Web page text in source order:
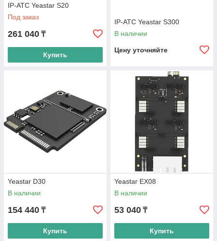
IP-АТС Yeastar S20
Под заказ
261 040 ₸
Купить
IP-АТС Yeastar S300
В наличии
Цену уточняйте
Yeastar D30
В наличии
154 440 ₸
Купить
Yeastar EX08
В наличии
53 040 ₸
Купить